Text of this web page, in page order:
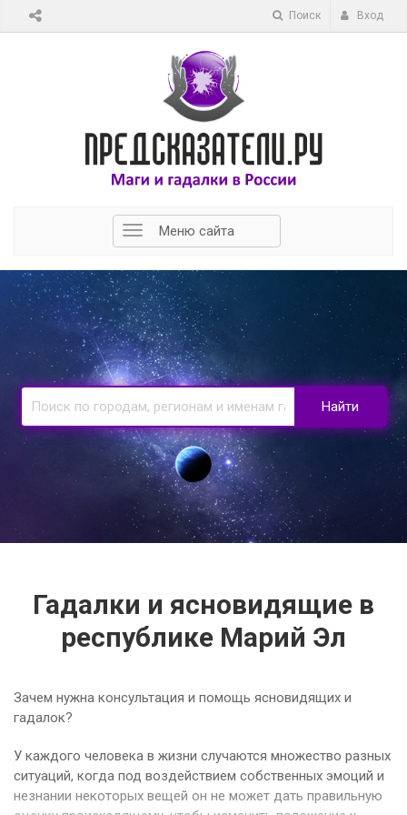
Поиск Вход
Меню сайта
Найти
Гадалки и ясновидящие в
республике Марий Эл
Зачем нужна консультация и помощь ясновидящих и
гадалок?
У каждого человека в жизни случаются множество разных
ситуаций, когда под воздействием собственных эмоций и
незнании некоторых вещей он не может дать правильную